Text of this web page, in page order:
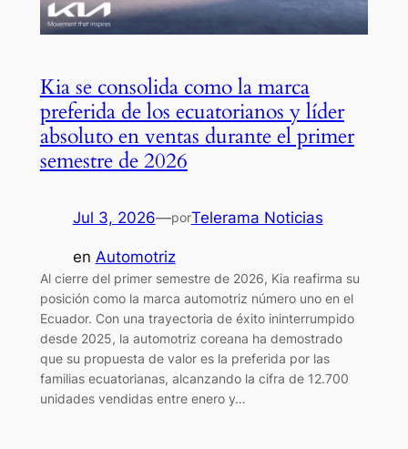
Kia se consolida como la marca
preferida de los ecuatorianos y líder
absoluto en ventas durante el primer
semestre de 2026
Jul 3, 2026—porTelerama Noticias
en Automotriz
Al cierre del primer semestre de 2026, Kia reafirma su
posición como la marca automotriz número uno en el
Ecuador. Con una trayectoria de éxito ininterrumpido
desde 2025, la automotriz coreana ha demostrado
que su propuesta de valor es la preferida por las
familias ecuatorianas, alcanzando la cifra de 12.700
unidades vendidas entre enero y…